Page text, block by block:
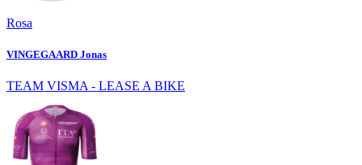
Rosa
VINGEGAARD Jonas
TEAM VISMA - LEASE A BIKE